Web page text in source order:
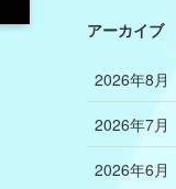
アーカイブ
2026年8月
2026年7月
2026年6月